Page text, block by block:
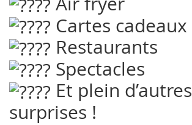
Cartes cadeaux
Restaurants
Spectacles
Et plein d’autres
surprises !